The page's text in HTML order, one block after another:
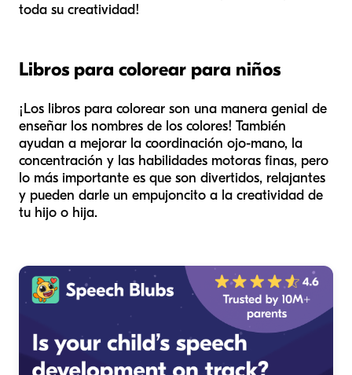
toda su creatividad!
Libros para colorear para niños
¡Los libros para colorear son una manera genial de
enseñar los nombres de los colores! También
ayudan a mejorar la coordinación ojo-mano, la
concentración y las habilidades motoras finas, pero
lo más importante es que son divertidos, relajantes
y pueden darle un empujoncito a la creatividad de
tu hijo o hija.